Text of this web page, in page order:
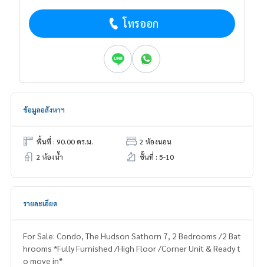
โทรออก
ข้อมูลอสังหาฯ
พื้นที่ : 90.00 ตร.ม.
2 ห้องนอน
2 ห้องน้ำ
ชั้นที่ : 5-10
รายละเอียด
For Sale: Condo, The Hudson Sathorn 7, 2 Bedrooms /2 Bat
hrooms *Fully Furnished /High Floor /Corner Unit & Ready t
o move in*